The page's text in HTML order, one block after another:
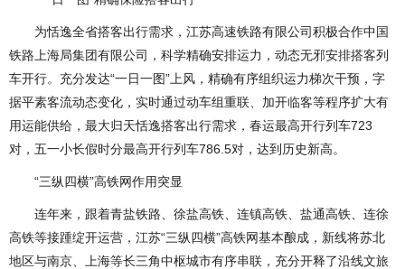
为恬逸全省搭客出行需求，江苏高速铁路有限公司积极合作中国
铁路上海局集团有限公司，科学精确安排运力，动态无邪安排搭客列
车开行。充分发达“一日一图”上风，精确有序组织运力梯次干预，字
据平素客流动态变化，实时通过动车组重联、加开临客等程序扩大有
用运能供给，最大归天恬逸搭客出行需求，春运最高开行列车723
对，五一小长假时分最高开行列车786.5对，达到历史新高。
“三纵四横”高铁网作用突显
连年来，跟着青盐铁路、徐盐高铁、连镇高铁、盐通高铁、连徐
高铁等接踵绽开运营，江苏“三纵四横”高铁网基本酿成，新线将苏北
地区与南京、上海等长三角中枢城市有序串联，充分开释了沿线文旅